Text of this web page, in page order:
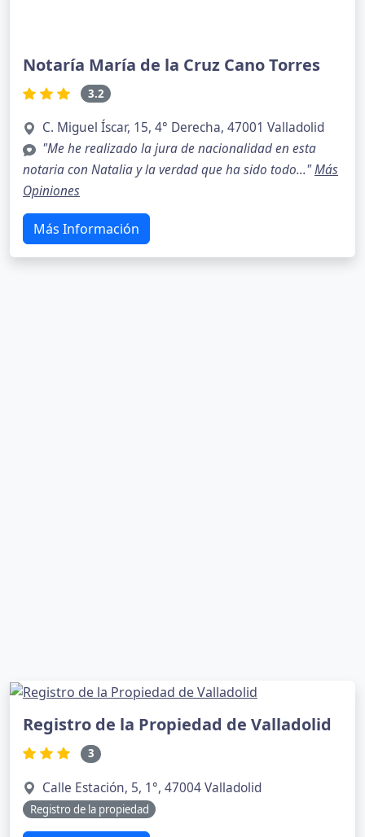
Notaría María de la Cruz Cano Torres
3.2
C. Miguel Íscar, 15, 4° Derecha, 47001 Valladolid
"Me he realizado la jura de nacionalidad en esta
notaria con Natalia y la verdad que ha sido todo..."Más
Opiniones
Más Información
Registro de la Propiedad de Valladolid
3
Calle Estación, 5, 1°, 47004 Valladolid
Registro de la propiedad